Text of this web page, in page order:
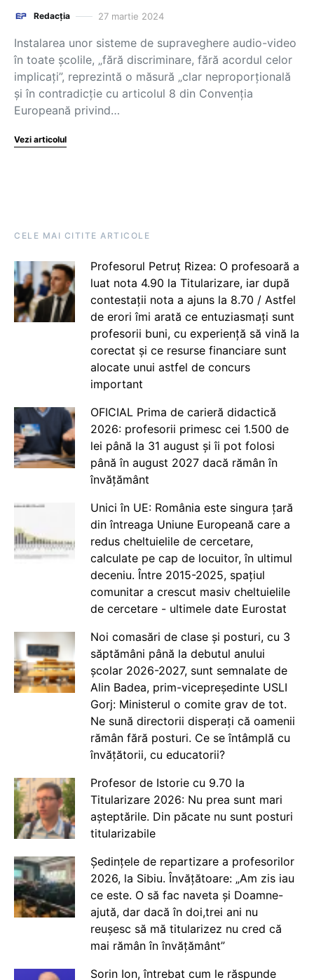
Redacția 27 martie 2024
Instalarea unor sisteme de supraveghere audio-video
în toate școlile, „fără discriminare, fără acordul celor
implicați”, reprezintă o măsură „clar neproporțională
și în contradicție cu articolul 8 din Convenția
Europeană privind…
Vezi articolul
CELE MAI CITITE ARTICOLE
Profesorul Petruț Rizea: O profesoară a
luat nota 4.90 la Titularizare, iar după
contestații nota a ajuns la 8.70 / Astfel
de erori îmi arată ce entuziasmați sunt
profesorii buni, cu experiență să vină la
corectat și ce resurse financiare sunt
alocate unui astfel de concurs
important
OFICIAL Prima de carieră didactică
2026: profesorii primesc cei 1.500 de
lei până la 31 august și îi pot folosi
până în august 2027 dacă rămân în
învățământ
Unici în UE: România este singura țară
din întreaga Uniune Europeană care a
redus cheltuielile de cercetare,
calculate pe cap de locuitor, în ultimul
deceniu. Între 2015-2025, spațiul
comunitar a crescut masiv cheltuielile
de cercetare - ultimele date Eurostat
Noi comasări de clase și posturi, cu 3
săptămâni până la debutul anului
școlar 2026-2027, sunt semnalate de
Alin Badea, prim-vicepreședinte USLI
Gorj: Ministerul o comite grav de tot.
Ne sună directorii disperați că oamenii
rămân fără posturi. Ce se întâmplă cu
învățătorii, cu educatorii?
Profesor de Istorie cu 9.70 la
Titularizare 2026: Nu prea sunt mari
așteptările. Din păcate nu sunt posturi
titularizabile
Ședințele de repartizare a profesorilor
2026, la Sibiu. Învățătoare: „Am zis iau
ce este. O să fac naveta și Doamne-
ajută, dar dacă în doi,trei ani nu
reușesc să mă titularizez nu cred că
mai rămân în învățământ”
Sorin Ion, întrebat cum le răspunde